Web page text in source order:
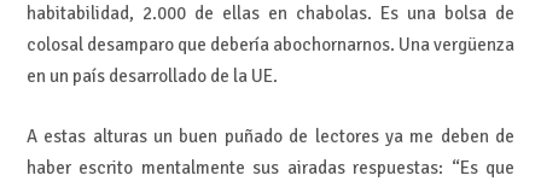
habitabilidad, 2.000 de ellas en chabolas. Es una bolsa de
colosal desamparo que debería abochornarnos. Una vergüenza
en un país desarrollado de la UE.
A estas alturas un buen puñado de lectores ya me deben de
haber escrito mentalmente sus airadas respuestas: “Es que